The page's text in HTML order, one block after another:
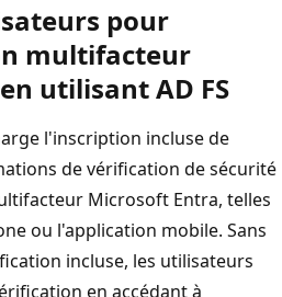
pour
multifacteur
utilisant AD FS
l'inscription incluse de
de vérification de sécurité
Microsoft Entra, telles
ou l'application mobile. Sans
incluse, les utilisateurs
en accédant à